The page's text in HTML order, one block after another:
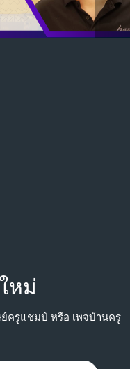
หม่
ครูแชมป์ หรือ เพจบ้านครู